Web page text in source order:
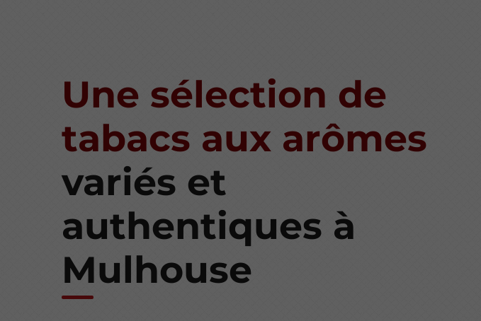
Une sélection de
tabacs aux arômes
variés et
authentiques à
Mulhouse